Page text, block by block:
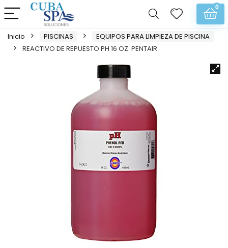
0
Inicio PISCINAS
EQUIPOS PARA LIMPIEZA DE PISCINA
REACTIVO DE REPUESTO PH 16 OZ. PENTAIR